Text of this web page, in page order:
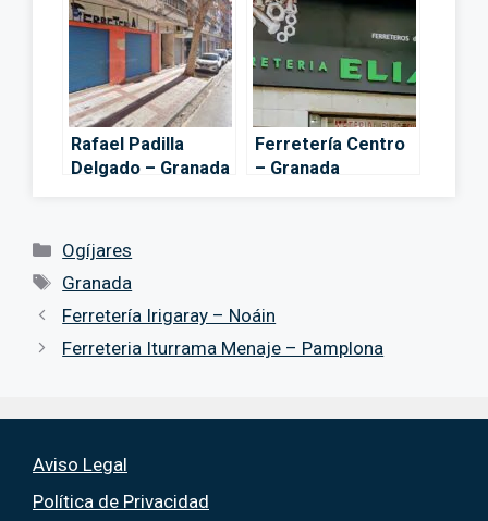
Rafael Padilla
Delgado – Granada
Ferretería Centro
– Granada
Categorías
Ogíjares
Etiquetas
Granada
Ferretería Irigaray – Noáin
Ferreteria Iturrama Menaje – Pamplona
Aviso Legal
Política de Privacidad